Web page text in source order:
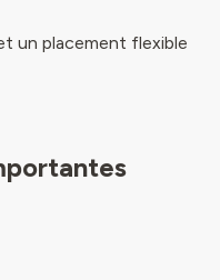
un placement flexible